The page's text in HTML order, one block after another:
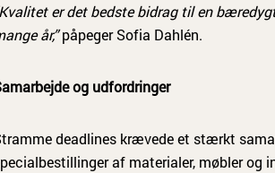
er det bedste bidrag til en
år,”påpeger Sofia Dahlén.
og udfordringer
deadlines krævede et stærkt
af materialer, møbler og